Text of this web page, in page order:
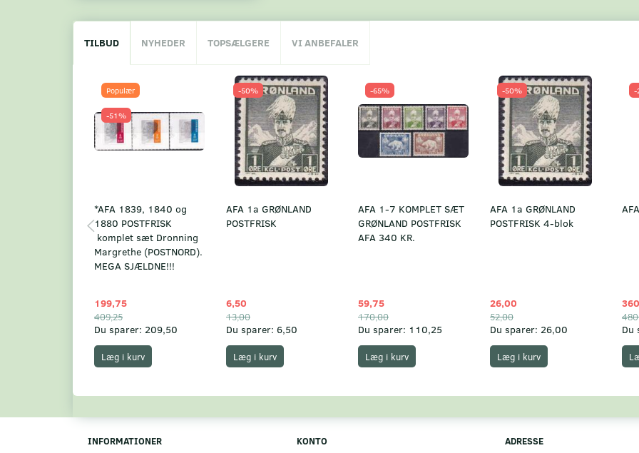
TILBUD NYHEDER TOPSÆLGERE VI ANBEFALER
Populær
-51%
*AFA 1839, 1840 og
1880 POSTFRISK
komplet sæt Dronning
Margrethe (POSTNORD).
MEGA SJÆLDNE!!!
199,75
409,25
Du sparer: 209,50
Læg i kurv
-50%
AFA 1a GRØNLAND
POSTFRISK
6,50
13,00
Du sparer: 6,50
Læg i kurv
-65%
AFA 1-7 KOMPLET SÆT
GRØNLAND POSTFRISK
AFA 340 KR.
59,75
170,00
Du sparer: 110,25
Læg i kurv
-50%
AFA 1a GRØNLAND
POSTFRISK 4-blok
26,00
52,00
Du sparer: 26,00
Læg i kurv
-
Du
INFORMATIONER KONTO ADRESSE